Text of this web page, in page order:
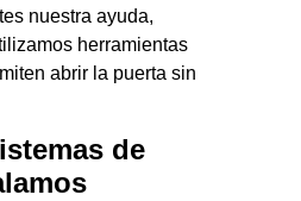
nuestra ayuda,
herramientas
abrir la puerta sin
de